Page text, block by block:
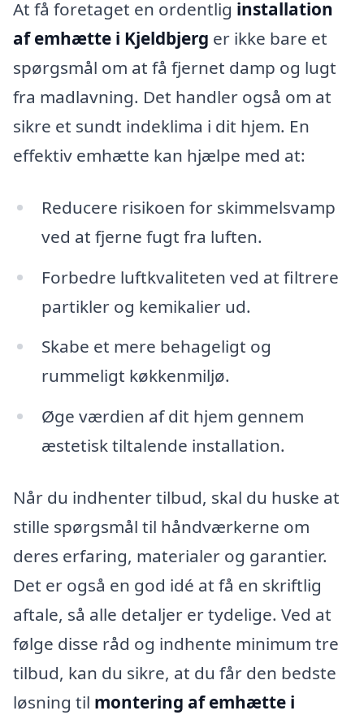
At få foretaget en ordentlig installation
af emhætte i Kjeldbjerg er ikke bare et
spørgsmål om at få fjernet damp og lugt
fra madlavning. Det handler også om at
sikre et sundt indeklima i dit hjem. En
effektiv emhætte kan hjælpe med at:
Reducere risikoen for skimmelsvamp
ved at fjerne fugt fra luften.
Forbedre luftkvaliteten ved at filtrere
partikler og kemikalier ud.
Skabe et mere behageligt og
rummeligt køkkenmiljø.
Øge værdien af dit hjem gennem
æstetisk tiltalende installation.
Når du indhenter tilbud, skal du huske at
stille spørgsmål til håndværkerne om
deres erfaring, materialer og garantier.
Det er også en god idé at få en skriftlig
aftale, så alle detaljer er tydelige. Ved at
følge disse råd og indhente minimum tre
tilbud, kan du sikre, at du får den bedste
løsning til montering af emhætte i